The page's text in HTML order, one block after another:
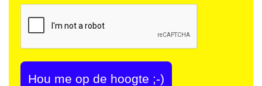
Hou me op de hoogte ;-)